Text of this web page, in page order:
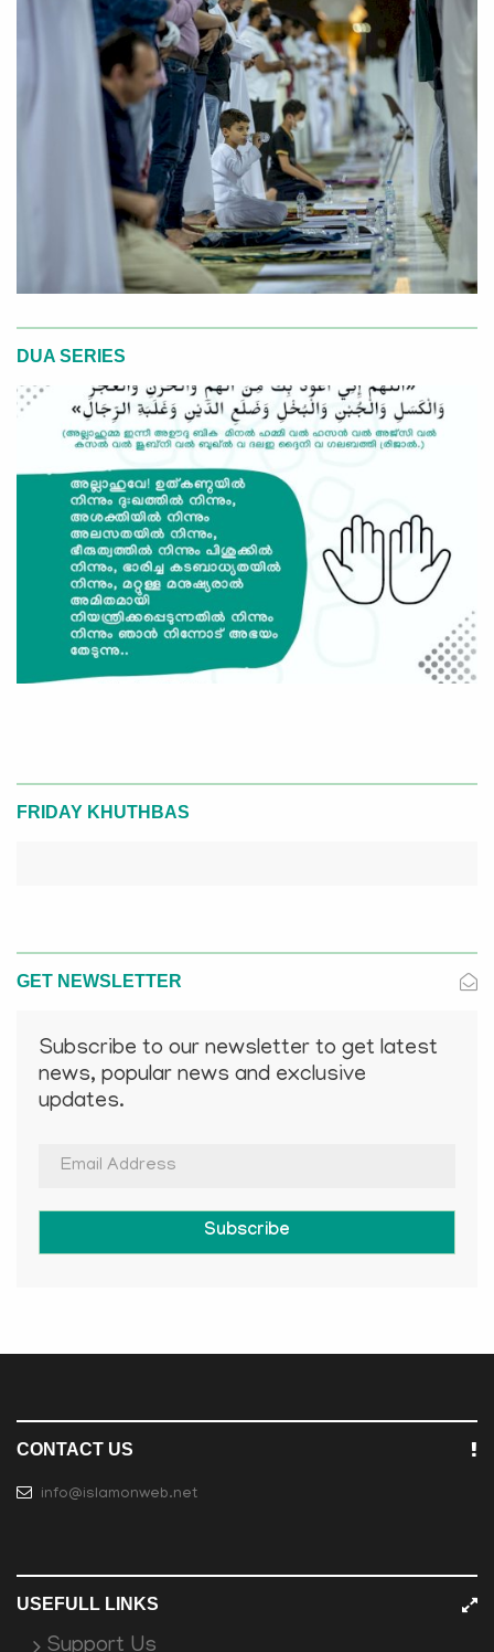
DUA SERIES
FRIDAY KHUTHBAS
GET NEWSLETTER
Subscribe to our newsletter to get latest
news, popular news and exclusive
updates.
Subscribe
CONTACT US
info@islamonweb.net
USEFULL LINKS
Support Us